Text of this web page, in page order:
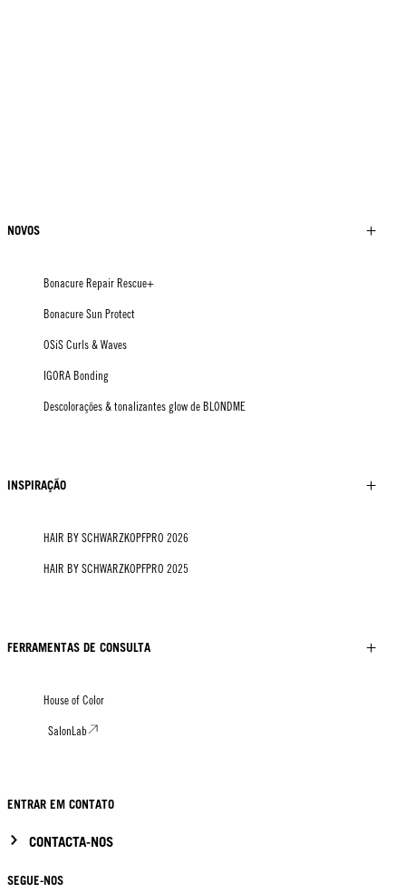
NOVOS
Bonacure Repair Rescue+
Bonacure Sun Protect
OSiS Curls & Waves
IGORA Bonding
Descolorações & tonalizantes glow de BLONDME
INSPIRAÇÃO
HAIR BY SCHWARZKOPFPRO 2026
HAIR BY SCHWARZKOPFPRO 2025
FERRAMENTAS DE CONSULTA
House of Color
SalonLab
ENTRAR EM CONTATO
CONTACTA-NOS
SEGUE-NOS